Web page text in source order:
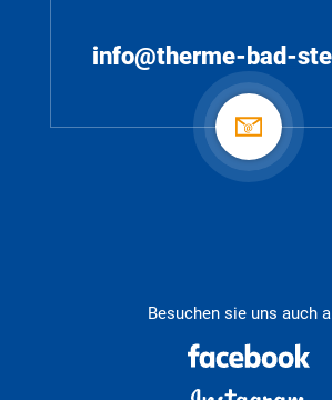
info@therme-bad-
Besuchen sie uns auch